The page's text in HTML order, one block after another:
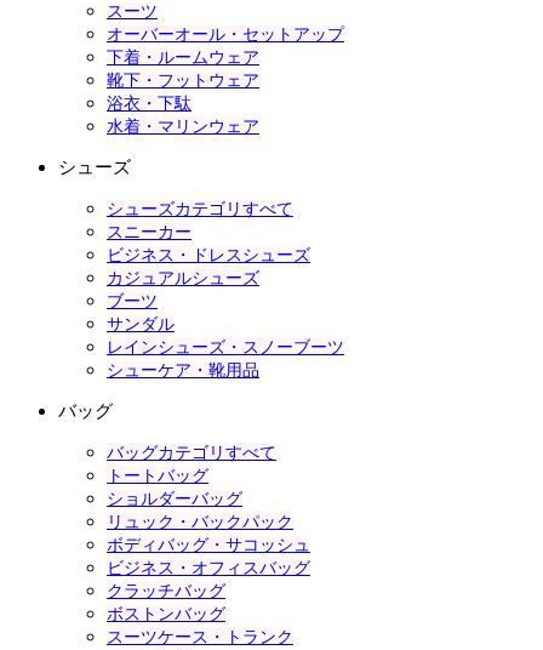
スーツ
オーバーオール・セットアップ
下着・ルームウェア
靴下・フットウェア
浴衣・下駄
水着・マリンウェア
シューズ
シューズカテゴリすべて
スニーカー
ビジネス・ドレスシューズ
カジュアルシューズ
ブーツ
サンダル
レインシューズ・スノーブーツ
シューケア・靴用品
バッグ
バッグカテゴリすべて
トートバッグ
ショルダーバッグ
リュック・バックパック
ボディバッグ・サコッシュ
ビジネス・オフィスバッグ
クラッチバッグ
ボストンバッグ
スーツケース・トランク